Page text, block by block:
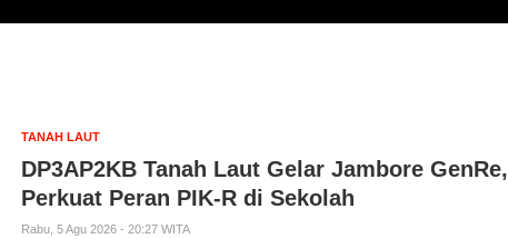
TANAH LAUT
DP3AP2KB Tanah Laut Gelar Jambore GenRe,
Perkuat Peran PIK-R di Sekolah
Rabu, 5 Agu 2026 - 20:27 WITA